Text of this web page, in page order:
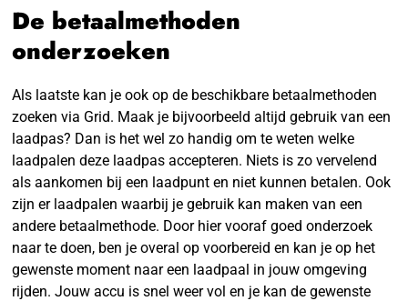
De betaalmethoden
onderzoeken
Als laatste kan je ook op de beschikbare betaalmethoden
zoeken via Grid. Maak je bijvoorbeeld altijd gebruik van een
laadpas? Dan is het wel zo handig om te weten welke
laadpalen deze laadpas accepteren. Niets is zo vervelend
als aankomen bij een laadpunt en niet kunnen betalen. Ook
zijn er laadpalen waarbij je gebruik kan maken van een
andere betaalmethode. Door hier vooraf goed onderzoek
naar te doen, ben je overal op voorbereid en kan je op het
gewenste moment naar een laadpaal in jouw omgeving
rijden. Jouw accu is snel weer vol en je kan de gewenste